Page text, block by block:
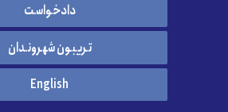
دادخواست
تریبون شهروندان
English